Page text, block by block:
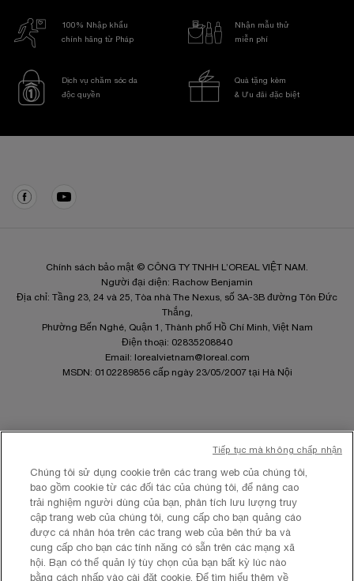
100% Nhập khẩu
chính hãng từ Pháp
Nhận mẫu thử
miễn phí
Dịch vụ chăm sóc da
độc quyền
Quà tặng kèm
& Ưu đãi đặc biệt
Chính sách bảo mật © CÔNG TY TNHH L’OREAL VIỆT NAM.
Người đại diện: Rachow Benjamin
Địa chỉ: Tầng 23, 24 và 25, Tòa nhà The Nexus, số 3A-3B đường Tôn Đức
Thắng,
Phường Bến Nghé, Quận 1, Thành phố Hồ Chí Minh, Việt Nam
Điện thoại: 02835208840
Email:
lorealvietnam@loreal.com
MSDN: 0102289856 cấp ngày 23/05/2007 tại Hà Nội
Điều khoản và Điều kiện
Chính sách quyền riêng tư
Cài Đặt Cookies
Chúng tôi sử dụng cookie trên các trang web của chúng tôi,
bao gồm cookie từ các đối tác của chúng tôi, để nâng cao
trải nghiệm người dùng của bạn, phân tích lưu lượng truy
cập trang web của chúng tôi, cung cấp cho bạn quảng cáo
được cá nhân hóa trên các trang web của bên thứ ba và
cung cấp cho bạn các tính năng có sẵn trên các mạng xã
hội. Bạn có thể quản lý tùy chọn của bạn bất kỳ lúc nào
bằng cách nhấp vào cài đặt cookie. Để tìm hiểu thêm về
Tiếp tục mà không chấp nhận